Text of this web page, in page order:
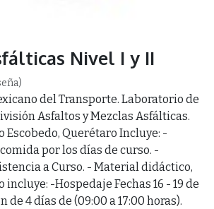
Nivel I y II
del Transporte. Laboratorio de
Asfaltos y Mezclas Asfálticas.
Escobedo, Querétaro Incluye: -
por los días de curso. -
a Curso. - Material didáctico,
incluye: -Hospedaje Fechas 16 - 19 de
de 4 días de (09:00 a 17:00 horas).